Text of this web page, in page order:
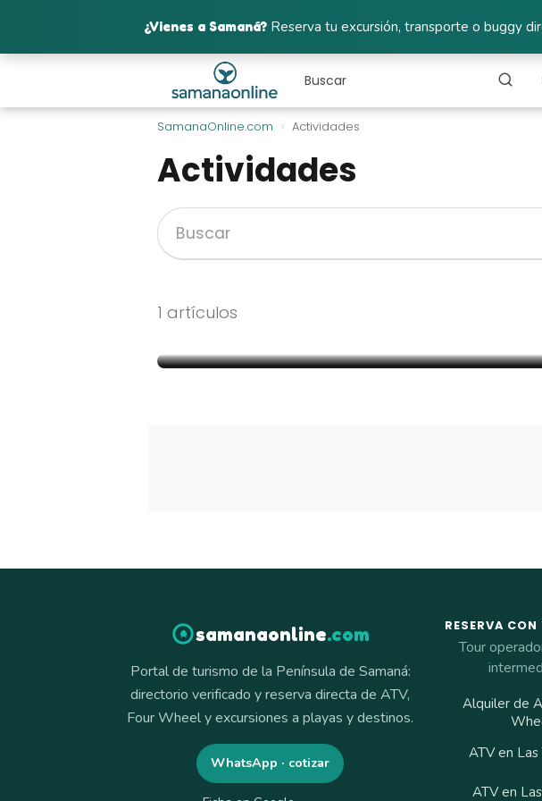
SamanaOnline.com Actividades
Actividades
1 artículos
Mejores spas y wellness en
samanaonline.com
Portal de turismo de la Península de Samaná:
directorio verificado y reserva directa de ATV,
Four Wheel y excursiones a playas y destinos.
WhatsApp · cotizar
RESERVA
Tour
Alquiler de
ATV en
ATV en
¿Vienes a Samaná?Reserva tu excursión, transporte o buggy